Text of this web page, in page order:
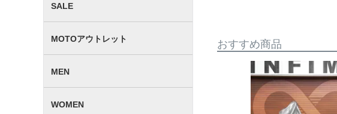
SALE
MOTOアウトレット
MEN
WOMEN
おすすめ商品